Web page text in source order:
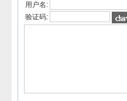
用户名:
验证码: